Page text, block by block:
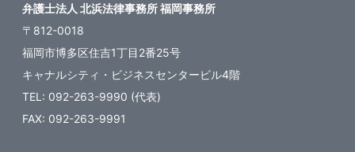
弁護士法人 北浜法律事務所 福岡事務所
〒812-0018
福岡市博多区住吉1丁目2番25号
キャナルシティ・ビジネスセンタービル4階
TEL: 092-263-9990 (代表)
FAX: 092-263-9991